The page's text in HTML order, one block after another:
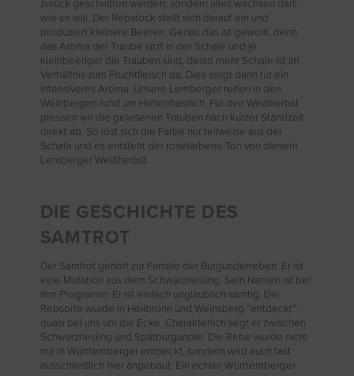
zurück geschnitten werden, sondern alles wachsen darf,
wie es will. Der Rebstock stellt sich darauf ein und
produziert kleinere Beeren. Genau das ist gewollt, denn
das Aroma der Traube sitzt in der Schale und je
kleinbeeriger die Trauben sind, desto mehr Schale ist im
Verhältnis zum Fruchtfleisch da. Dies sorgt dann für ein
intensiveres Aroma. Unsere Lemberger reifen in den
Weinbergen rund um Hohenhaslach. Für den Weißherbst
pressen wir die gelesenen Trauben nach kurzer Standzeit
direkt ab. So löst sich die Farbe nur teilweise aus der
Schale und es entsteht der roséfarbene Ton von diesem
Lemberger Weißherbst.
DIE GESCHICHTE DES
SAMTROT
Der Samtrot gehört zur Familie der Burgunderreben. Er ist
eine Mutation aus dem Schwarzriesling. Sein Namen ist bei
ihm Programm: Er ist einfach unglaublich samtig. Die
Rebsorte wurde in Heilbronn und Weinsberg “entdeckt”,
quasi bei uns um die Ecke. Charakterlich liegt er zwischen
Schwarzriesling und Spätburgunder. Die Rebe wurde nicht
nur in Württemberger entdeckt, sondern wird auch fast
ausschließlich hier angebaut. Ein echter Württemberger